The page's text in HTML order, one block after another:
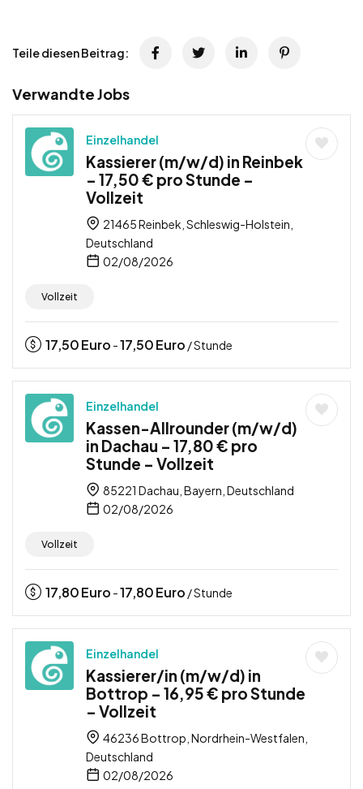
Teile diesen Beitrag:
Verwandte Jobs
Einzelhandel
Kassierer (m/w/d) in Reinbek
– 17,50 € pro Stunde –
Vollzeit
21465 Reinbek, Schleswig-Holstein,
Deutschland
02/08/2026
Vollzeit
17,50Euro -17,50Euro / Stunde
Einzelhandel
Kassen-Allrounder (m/w/d)
in Dachau – 17,80 € pro
Stunde – Vollzeit
85221 Dachau, Bayern, Deutschland
02/08/2026
Vollzeit
17,80Euro -17,80Euro / Stunde
Einzelhandel
Kassierer/in (m/w/d) in
Bottrop – 16,95 € pro Stunde
– Vollzeit
46236 Bottrop, Nordrhein-Westfalen,
Deutschland
02/08/2026